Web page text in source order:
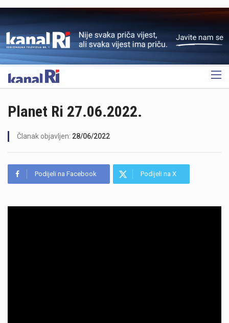
OGLAS
Planet Ri 27.06.2022.
Članak objavljen: 28/06/2022
Podijeli na Facebook Podijeli na X